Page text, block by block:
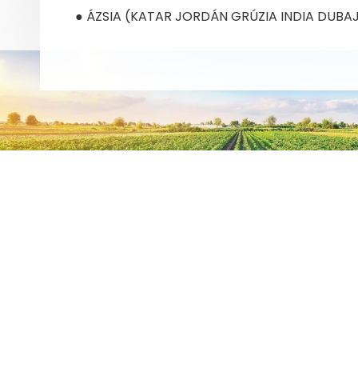
● ÁZSIA (KATAR JORDÁN GRÚZIA INDIA